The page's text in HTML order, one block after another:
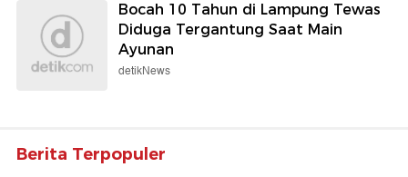
Bocah 10 Tahun di Lampung Tewas
Diduga Tergantung Saat Main
Ayunan
detikNews
Berita Terpopuler